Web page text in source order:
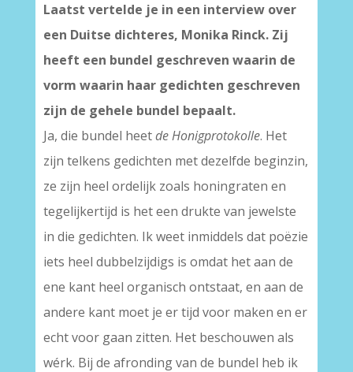
Laatst vertelde je in een interview over
een Duitse dichteres, Monika Rinck. Zij
heeft een bundel geschreven waarin de
vorm waarin haar gedichten geschreven
zijn de gehele bundel bepaalt.
Ja, die bundel heetde Honigprotokolle. Het
zijn telkens gedichten met dezelfde beginzin,
ze zijn heel ordelijk zoals honingraten en
tegelijkertijd is het een drukte van jewelste
in die gedichten. Ik weet inmiddels dat poëzie
iets heel dubbelzijdigs is omdat het aan de
ene kant heel organisch ontstaat, en aan de
andere kant moet je er tijd voor maken en er
echt voor gaan zitten. Het beschouwen als
wérk. Bij de afronding van de bundel heb ik